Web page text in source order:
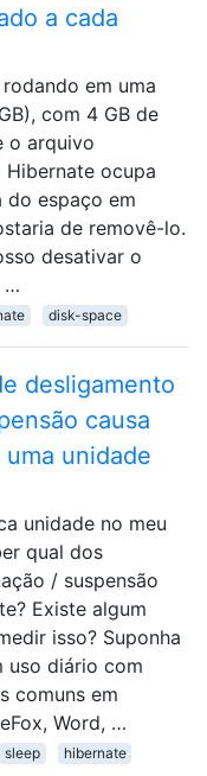
a cada
em uma
com 4 GB de
o arquivo
ocupa
espaço em
de removê-lo.
desativar o
…
disk-space
desligamento
causa
unidade
unidade no meu
qual dos
/ suspensão
Existe algum
isso? Suponha
uso diário com
comuns em
Word, …
sleep
hibernate